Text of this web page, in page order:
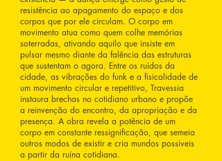
resistência ao apagamento do espaço e dos
corpos que por ele circulam. O corpo em
movimento atua como quem colhe memórias
soterradas, ativando aquilo que insiste em
pulsar mesmo diante da falência das estruturas
que sustentam o agora. Entre os ruídos da
cidade, as vibrações do funk e a fisicalidade de
um movimento circular e repetitivo, Travessia
instaura brechas no cotidiano urbano e propõe
a reinvenção do encontro, da apropriação e da
presença. A obra revela a potência de um
corpo em constante ressignificação, que semeia
outros modos de existir e cria mundos possíveis
a partir da ruína cotidiana.